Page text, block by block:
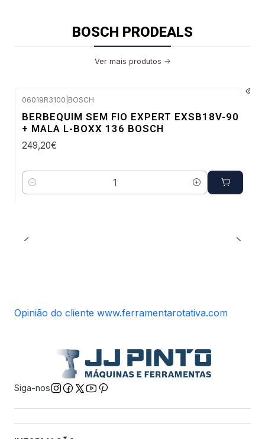
BOSCH PRODEALS
Ver mais produtos
06019R3100 BOSCH
BERBEQUIM SEM FIO EXPERT EXSB18V-90
+ MALA L-BOXX 136 BOSCH
249,20€
Quantidade
Opinião do cliente www.ferramentarotativa.com
Siga-nos